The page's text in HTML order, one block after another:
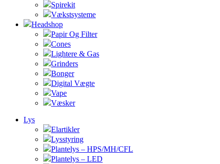
Spirekit
Vækstsysteme
Headshop
Papir Og Filter
Cones
Lightere & Gas
Grinders
Bonger
Digital Vægte
Vape
Væsker
Lys
Elartikler
Lysstyring
Plantelys – HPS/MH/CFL
Plantelys – LED